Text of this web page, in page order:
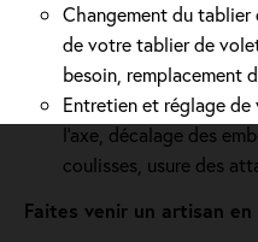
Changement du
de votre tablier de
besoin, remplacement
Entretien et réglage
l’axe, décalage des
coulisses, usure des
Faites venir un artisan